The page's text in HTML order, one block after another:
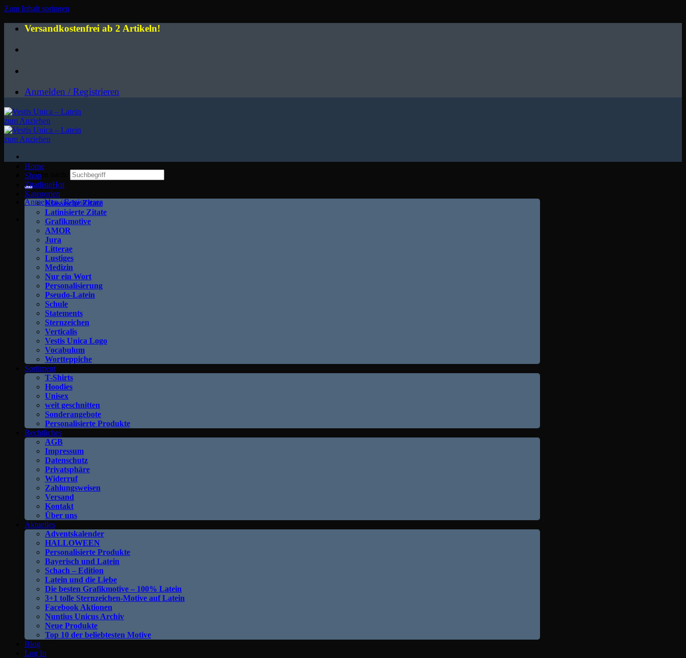
Zum Inhalt springen
Versandkostenfrei ab 2 Artikeln!
Anmelden / Registrieren
Suchen nach:
Anmelden / Registrieren
Home
Shop
Zitatliste
Kategorien
Klassische Zitate
Latinisierte Zitate
Grafikmotive
AMOR
Jura
Litterae
Lustiges
Medizin
Nur ein Wort
Personalisierung
Pseudo-Latein
Schule
Statements
Sternzeichen
Verticalis
Vestis Unica Logo
Vocabulum
Wortteppiche
Sortiment
T-Shirts
Hoodies
Unisex
weit geschnitten
Sonderangebote
Personalisierte Produkte
Rechtliches
AGB
Impressum
Datenschutz
Privatsphäre
Widerruf
Zahlungsweisen
Versand
Kontakt
Über uns
Aktuelles
Adventskalender
HALLOWEEN
Personalisierte Produkte
Bayerisch und Latein
Schach – Edition
Latein und die Liebe
Die besten Grafikmotive – 100% Latein
3+1 tolle Sternzeichen-Motive auf Latein
Facebook Aktionen
Nuntius Unicus Archiv
Neue Produkte
Top 10 der beliebtesten Motive
Blog
Log In